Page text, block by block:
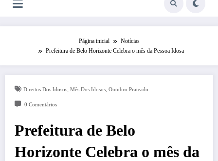
Página inicial
Notícias
Prefeitura de Belo Horizonte Celebra o mês da Pessoa Idosa
Direitos Dos Idosos, Mês Dos Idosos, Outubro Prateado
0 Comentários
Prefeitura de Belo
Horizonte Celebra o mês da